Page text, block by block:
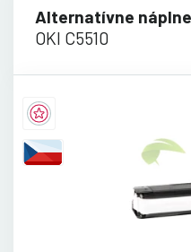
Alternatívne
OKI C5510